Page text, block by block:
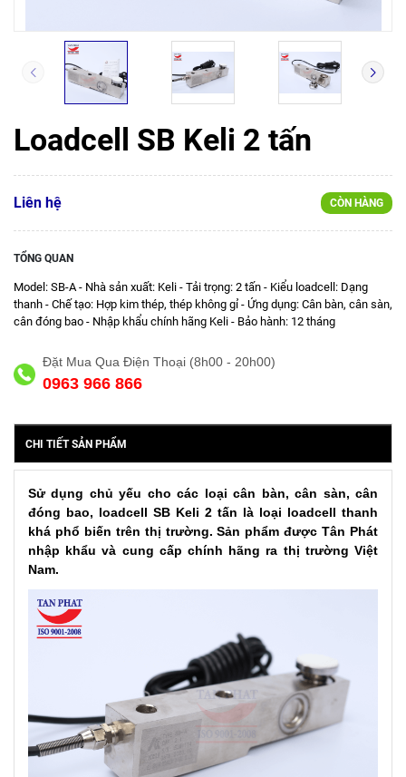
Loadcell SB Keli 2 tấn
Liên hệ CÒN HÀNG
TỔNG QUAN
Model: SB-A - Nhà sản xuất: Keli - Tải trọng: 2 tấn - Kiểu loadcell: Dạng
thanh - Chế tạo: Hợp kim thép, thép không gỉ - Ứng dụng: Cân bàn, cân sàn,
cân đóng bao - Nhập khẩu chính hãng Keli - Bảo hành: 12 tháng
Đặt Mua Qua Điện Thoại (8h00 - 20h00)
0963 966 866
CHI TIẾT SẢN PHẨM
Sử dụng chủ yếu cho các loại cân bàn, cân sàn, cân
đóng bao, loadcell SB Keli 2 tấn là loại loadcell thanh
khá phổ biến trên thị trường. Sản phẩm được Tân Phát
nhập khẩu và cung cấp chính hãng ra thị trường Việt
Nam.